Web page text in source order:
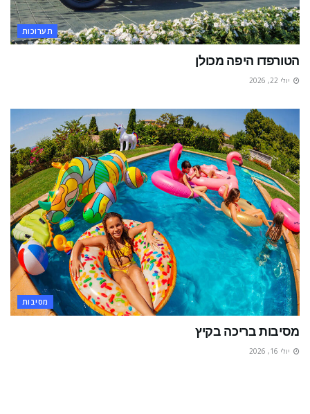
תערוכות
הטורפדו היפה מכולן
יולי 22, 2026
מסיבות
מסיבות בריכה בקיץ
יולי 16, 2026